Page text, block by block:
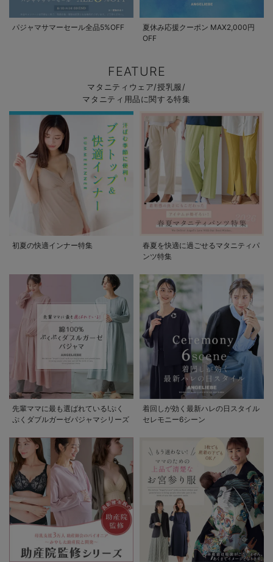
パジャマサマーセール全品5%OFF
夏休み応援クーポン MAX2,000円
OFF
FEATURE
マタニティウェア/授乳服/
マタニティ用品に関する特集
初夏の快適インナー特集
春夏を快適に過ごせるマタニティパ
ンツ特集
先輩ママに最も選ばれている!ぷく
ぷくダブルガーゼパジャマシリーズ
着回しが効く最新ハレの日スタイル
セレモニー6シーン